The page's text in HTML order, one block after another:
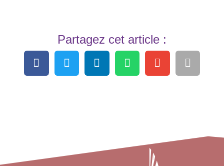
Partagez cet article :